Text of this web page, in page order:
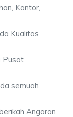
Kantor,
Kualitas
Pusat
semuah
Angaran